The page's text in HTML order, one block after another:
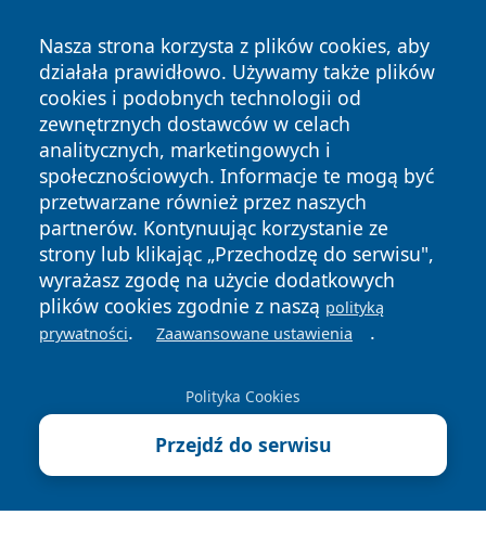
Nasza strona korzysta z plików cookies, aby
działała prawidłowo. Używamy także plików
cookies i podobnych technologii od
zewnętrznych dostawców w celach
analitycznych, marketingowych i
społecznościowych. Informacje te mogą być
przetwarzane również przez naszych
partnerów. Kontynuując korzystanie ze
strony lub klikając „Przechodzę do serwisu",
wyrażasz zgodę na użycie dodatkowych
plików cookies zgodnie z naszą polityką
prywatności. Zaawansowane ustawienia .
Polityka Cookies
Przejdź do serwisu
Copyright © 2026 olkuszonline.pl Wszystkie prawa
zastrzeżone.
News Autorzy
Polityka
Prywatności
Polityka
Cookies